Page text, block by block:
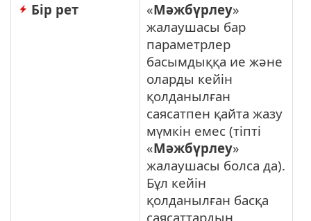
Бір рет
«Мәжбүрлеу»
жалаушасы бар
параметрлер
басымдыққа ие және
оларды кейін
қолданылған
саясатпен қайта жазу
мүмкін емес (тіпті
«Мәжбүрлеу»
жалаушасы болса да).
Бұл кейін
қолданылған басқа
саясаттардың